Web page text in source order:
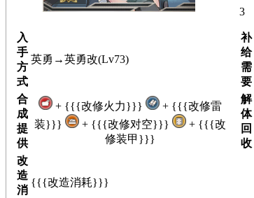
3
入
手
方
式
英勇→英勇改(Lv73)
补
给
需
要
合
成
提
供
+ {{{改修火力}}}
+ {{{改修雷
装}}}
+ {{{改修对空}}}
+ {{{改
修装甲}}}
解
体
回
收
改
造
消
{{{改造消耗}}}